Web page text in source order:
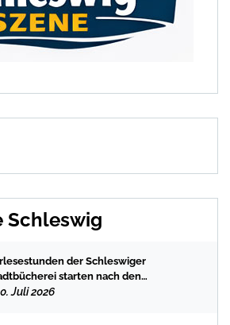
Schleswig
der Schleswiger
starten nach den
mit spannenden
Juli 2026